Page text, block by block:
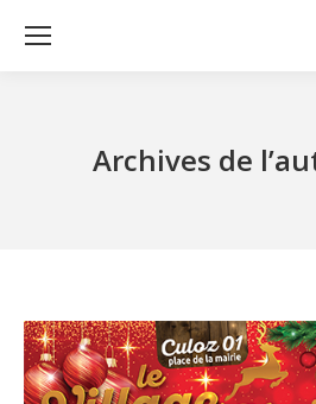
Archives de